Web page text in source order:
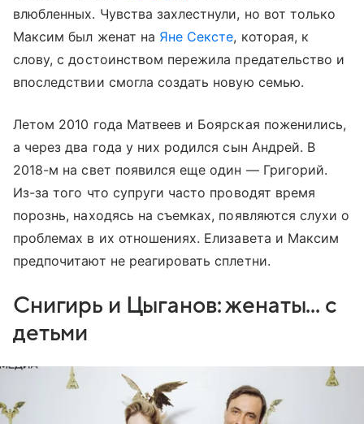
влюбленных. Чувства захлестнули, но вот только
Максим был женат на Яне Сексте, которая, к
слову, с достоинством пережила предательство и
впоследствии смогла создать новую семью.
Летом 2010 года Матвеев и Боярская поженились,
а через два года у них родился сын Андрей. В
2018-м на свет появился еще один — Григорий.
Из-за того что супруги часто проводят время
порознь, находясь на съемках, появляются слухи о
проблемах в их отношениях. Елизавета и Максим
предпочитают не реагировать сплетни.
Снигирь и Цыганов: женаты... с
детьми